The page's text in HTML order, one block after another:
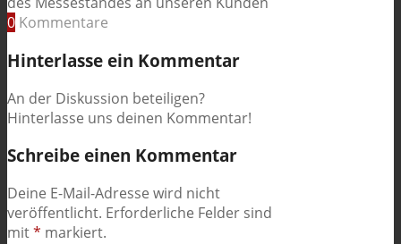
0 Kommentare
Hinterlasse ein Kommentar
An der Diskussion beteiligen?
Hinterlasse uns deinen Kommentar!
Schreibe einen Kommentar
Deine E-Mail-Adresse wird nicht
veröffentlicht. Erforderliche Felder sind
mit* markiert.